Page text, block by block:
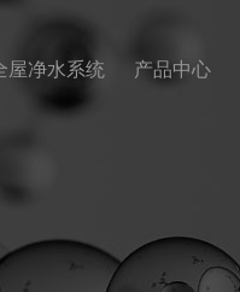
屋净水系统 产品中心